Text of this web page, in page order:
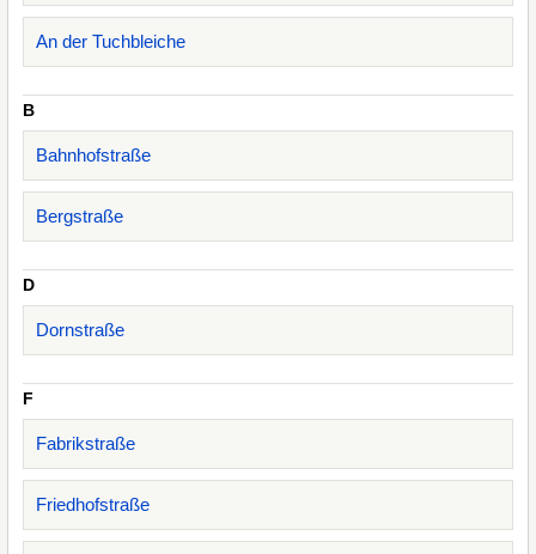
An der Tuchbleiche
B
Bahnhofstraße
Bergstraße
D
Dornstraße
F
Fabrikstraße
Friedhofstraße